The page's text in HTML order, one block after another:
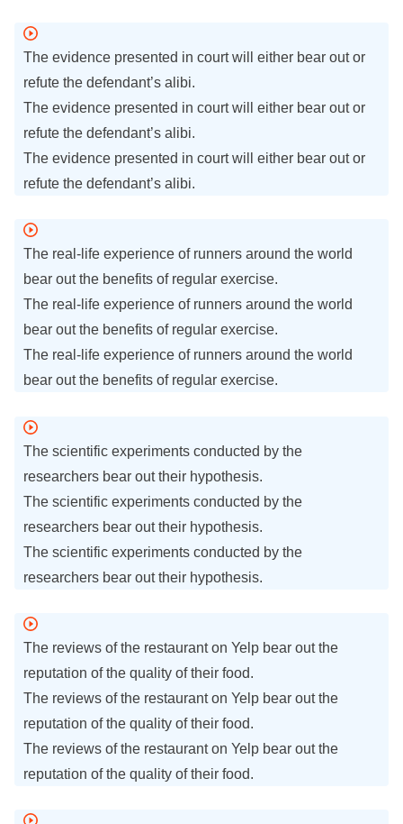
The evidence presented in court will either bear out or
refute the defendant’s alibi.
The evidence presented in court will either bear out or
refute the defendant’s alibi.
The evidence presented in court will either bear out or
refute the defendant’s alibi.
The real-life experience of runners around the world
bear out the benefits of regular exercise.
The real-life experience of runners around the world
bear out the benefits of regular exercise.
The real-life experience of runners around the world
bear out the benefits of regular exercise.
The scientific experiments conducted by the
researchers bear out their hypothesis.
The scientific experiments conducted by the
researchers bear out their hypothesis.
The scientific experiments conducted by the
researchers bear out their hypothesis.
The reviews of the restaurant on Yelp bear out the
reputation of the quality of their food.
The reviews of the restaurant on Yelp bear out the
reputation of the quality of their food.
The reviews of the restaurant on Yelp bear out the
reputation of the quality of their food.